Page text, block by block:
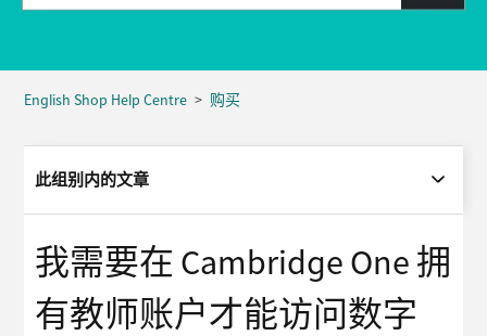
English Shop Help Centre 购买
此组别内的文章
我需要在 Cambridge One 拥
有教师账户才能访问数字